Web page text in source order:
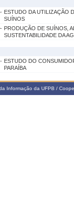
ESTUDO DA UTILIZAÇÃO
SUÍNOS
PRODUÇÃO DE SUÍNOS,
SUSTENTABILIDADE DA
ESTUDO DO
PARAÍBA
Informação da UFPB /